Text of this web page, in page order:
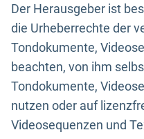
Der Herausgeber ist
die Urheberrechte der
Tondokumente,
beachten, von ihm
Tondokumente,
nutzen oder auf
Videosequenzen und